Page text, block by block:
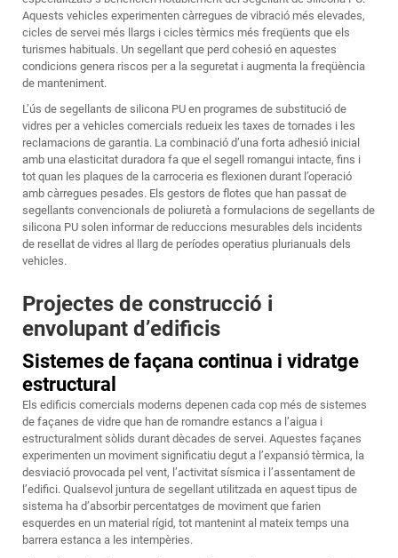
Aquests vehicles experimenten càrregues de vibració més elevades,
cicles de servei més llargs i cicles tèrmics més freqüents que els
turismes habituals. Un segellant que perd cohesió en aquestes
condicions genera riscos per a la seguretat i augmenta la freqüència
de manteniment.
L’ús de segellants de silicona PU en programes de substitució de
vidres per a vehicles comercials redueix les taxes de tornades i les
reclamacions de garantia. La combinació d’una forta adhesió inicial
amb una elasticitat duradora fa que el segell romangui intacte, fins i
tot quan les plaques de la carroceria es flexionen durant l’operació
amb càrregues pesades. Els gestors de flotes que han passat de
segellants convencionals de poliuretà a formulacions de segellants de
silicona PU solen informar de reduccions mesurables dels incidents
de resellat de vidres al llarg de períodes operatius plurianuals dels
vehicles.
Projectes de construcció i
envolupant d’edificis
Sistemes de façana continua i vidratge
estructural
Els edificis comercials moderns depenen cada cop més de sistemes
de façanes de vidre que han de romandre estancs a l’aigua i
estructuralment sòlids durant dècades de servei. Aquestes façanes
experimenten un moviment significatiu degut a l’expansió tèrmica, la
desviació provocada pel vent, l’activitat sísmica i l’assentament de
l’edifici. Qualsevol juntura de segellant utilitzada en aquest tipus de
sistema ha d’absorbir percentatges de moviment que farien
esquerdes en un material rígid, tot mantenint al mateix temps una
barrera estanca a les intempèries.